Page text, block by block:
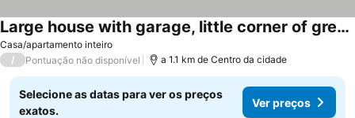
Casa/apartamento inteiro
Large house with garage, little corner of greenery, close to the center of Dijon
/ Pontuação não disponível a 1.1 km de Centro da cidade
Selecione as datas para ver os preços
exatos.
Ver preços